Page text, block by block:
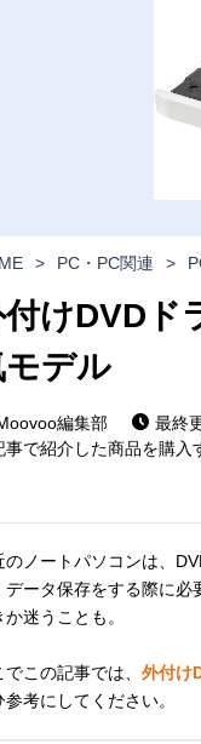
> PC・PC関連 >
けDVDド
デル
編集部
最終
で紹介した商品を購入
のノートパソコンは、
データ保存をする際に必
か迷うことも。
でこの記事では、 外付け
参考にしてください。